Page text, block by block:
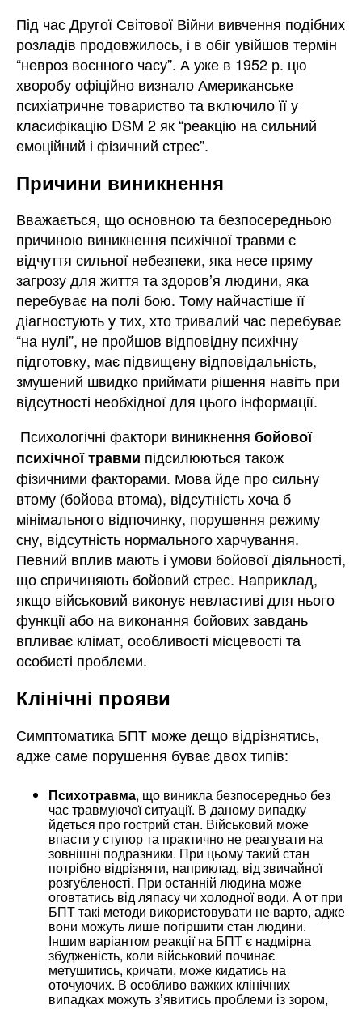
Під час Другої Світової Війни вивчення подібних
розладів продовжилось, і в обіг увійшов термін
“невроз воєнного часу”. А уже в 1952 р. цю
хворобу офіційно визнало Американське
психіатричне товариство та включило її у
класифікацію DSM 2 як “реакцію на сильний
емоційний і фізичний стрес”.
Причини виникнення
Вважається, що основною та безпосередньою
причиною виникнення психічної травми є
відчуття сильної небезпеки, яка несе пряму
загрозу для життя та здоровʼя людини, яка
перебуває на полі бою. Тому найчастіше її
діагностують у тих, хто тривалий час перебуває
“на нулі”, не пройшов відповідну психічну
підготовку, має підвищену відповідальність,
змушений швидко приймати рішення навіть при
відсутності необхідної для цього інформації.
Психологічні фактори виникнення бойової
психічної травми підсилюються також
фізичними факторами. Мова йде про сильну
втому (бойова втома), відсутність хоча б
мінімального відпочинку, порушення режиму
сну, відсутність нормального харчування.
Певний вплив мають і умови бойової діяльності,
що спричиняють бойовий стрес. Наприклад,
якщо військовий виконує невластиві для нього
функції або на виконання бойових завдань
впливає клімат, особливості місцевості та
особисті проблеми.
Клінічні прояви
Симптоматика БПТ може дещо відрізнятись,
адже саме порушення буває двох типів:
Психотравма, що виникла безпосередньо без
час травмуючої ситуації. В даному випадку
йдеться про гострий стан. Військовий може
впасти у ступор та практично не реагувати на
зовнішні подразники. При цьому такий стан
потрібно відрізняти, наприклад, від звичайної
розгубленості. При останній людина може
оговтатись від ляпасу чи холодної води. А от при
БПТ такі методи використовувати не варто, адже
вони можуть лише погіршити стан людини.
Іншим варіантом реакції на БПТ є надмірна
збудженість, коли військовий починає
метушитись, кричати, може кидатись на
оточуючих. В особливо важких клінічних
випадках можуть зʼявитись проблеми із зором,